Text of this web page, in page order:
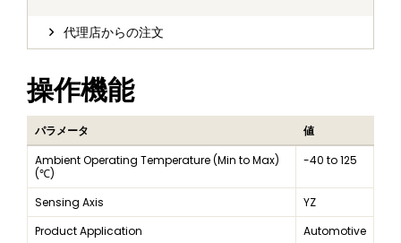
代理店からの注文
操作機能
パラメータ
値
Ambient Operating Temperature (Min to Max)
(℃)
-40 to 125
Sensing Axis
YZ
Product Application
Automotive